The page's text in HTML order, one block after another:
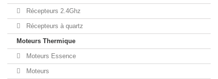
Récepteurs 2.4Ghz
Récepteurs à quartz
Moteurs Thermique
Moteurs Essence
Moteurs